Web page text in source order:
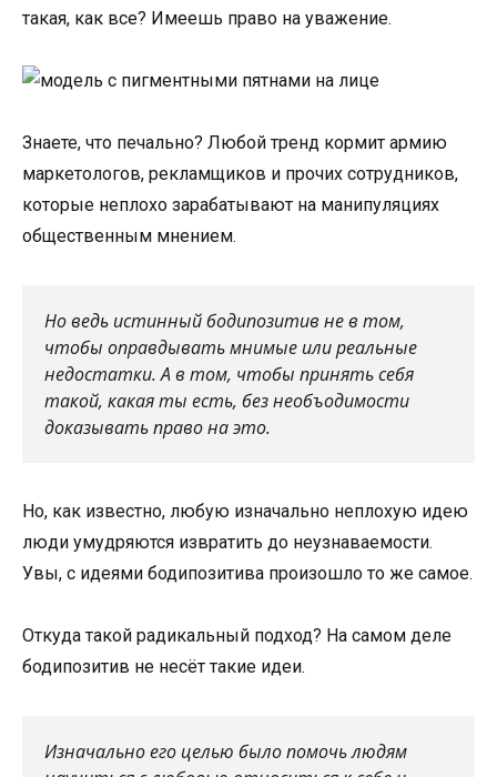
такая, как все? Имеешь право на уважение.
Знаете, что печально? Любой тренд кормит армию
маркетологов, рекламщиков и прочих сотрудников,
которые неплохо зарабатывают на манипуляциях
общественным мнением.
Но ведь истинный бодипозитив не в том,
чтобы оправдывать мнимые или реальные
недостатки. А в том, чтобы принять себя
такой, какая ты есть, без необъодимости
доказывать право на это.
Но, как известно, любую изначально неплохую идею
люди умудряются извратить до неузнаваемости.
Увы, с идеями бодипозитива произошло то же самое.
Откуда такой радикальный подход? На самом деле
бодипозитив не несёт такие идеи.
Изначально его целью было помочь людям